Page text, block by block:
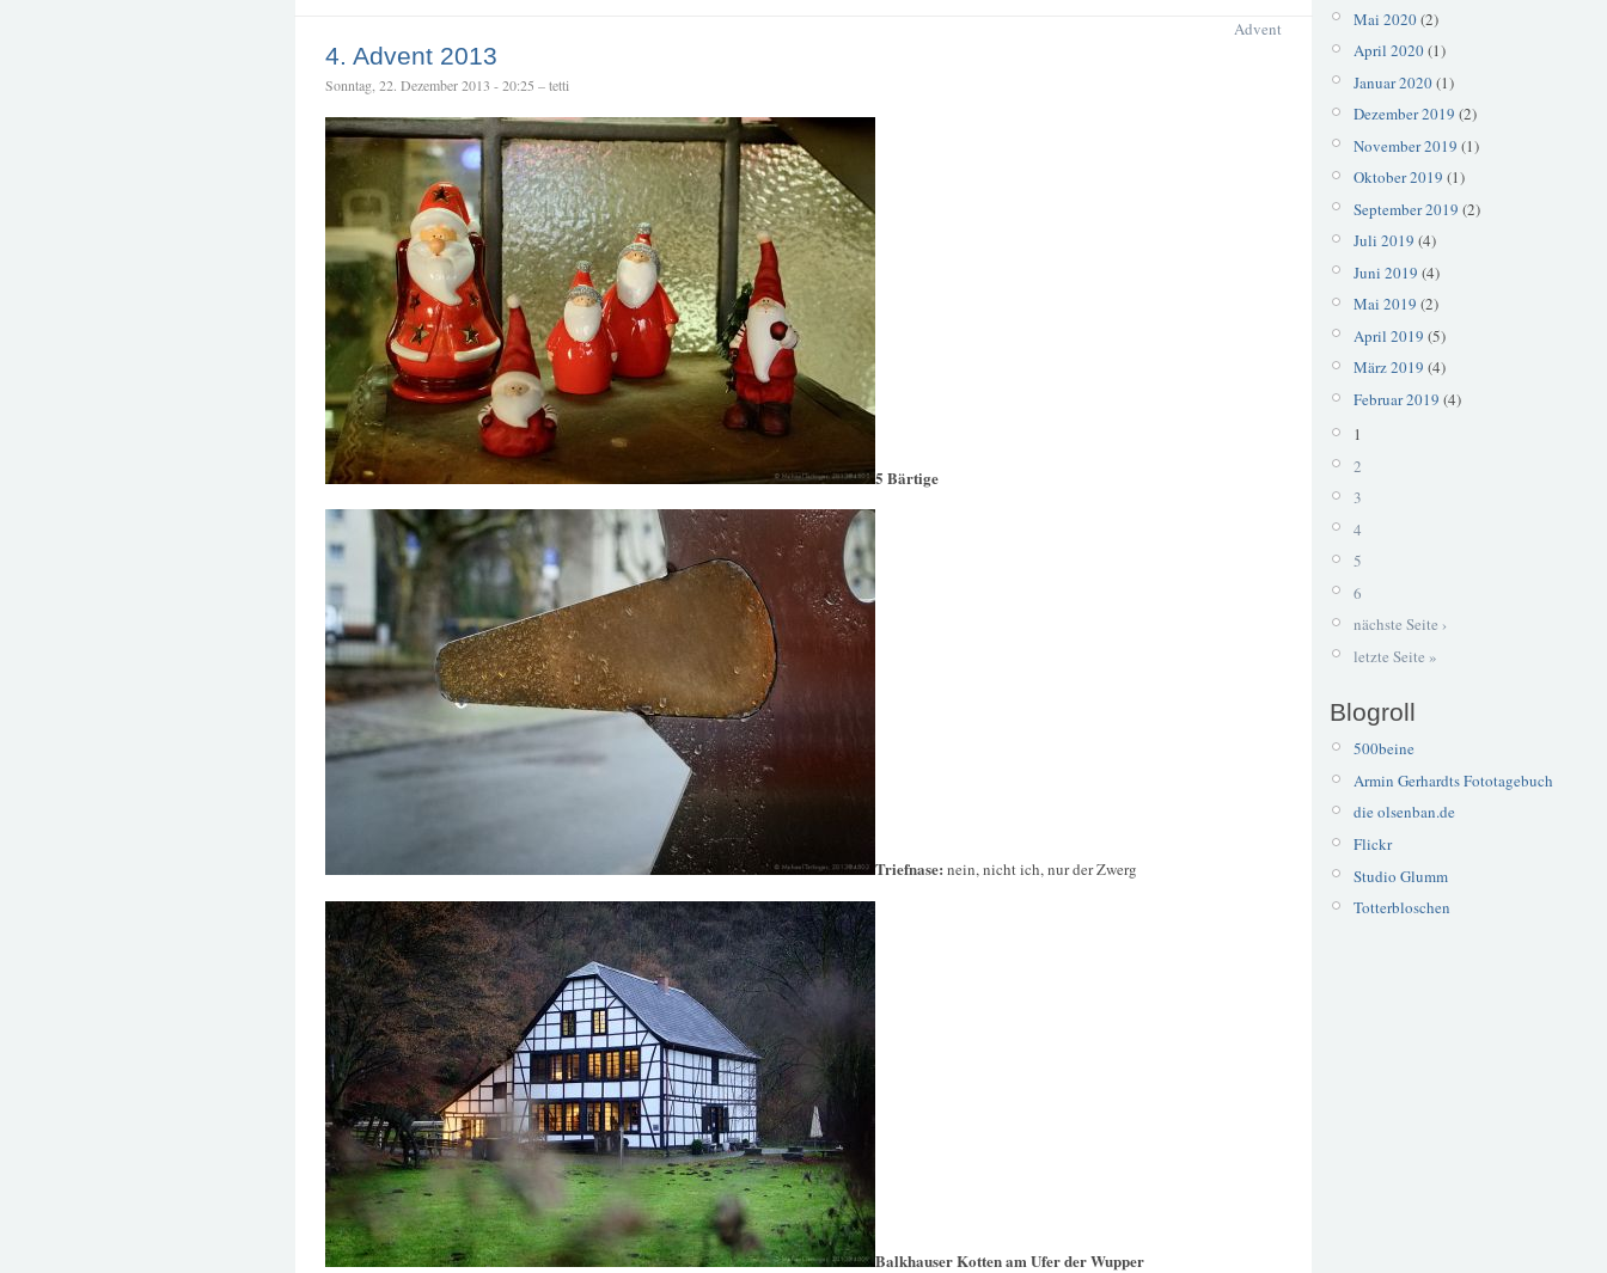
Advent
4. Advent 2013
Sonntag, 22. Dezember 2013 - 20:25 – tetti
5 Bärtige
Triefnase: nein, nicht ich, nur der Zwerg
Balkhauser Kotten am Ufer der Wupper
Mai 2020(2)
April 2020(1)
Januar 2020(1)
Dezember 2019 (2)
November 2019 (1)
Oktober 2019 (1)
September 2019 (2)
Juli 2019 (4)
Juni 2019 (4)
Mai 2019 (2)
April 2019 (5)
März 2019 (4)
Februar 2019 (4)
1
2
3
4
5
6
nächste Seite ›
letzte Seite »
Blogroll
500beine
Armin Gerhardts Fototagebuch
die olsenban.de
Flickr
Studio Glumm
Totterbloschen